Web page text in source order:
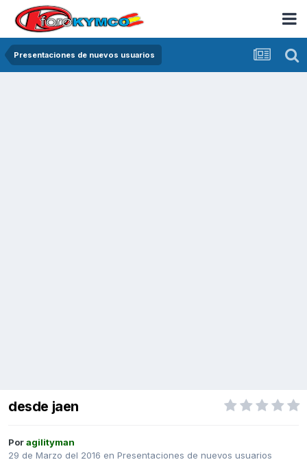
Presentaciones de nuevos usuarios
desde jaen
Poragilityman
29 de Marzo del 2016 en Presentaciones de nuevos usuarios